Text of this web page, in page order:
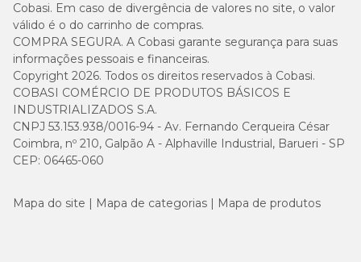
Cobasi. Em caso de divergência de valores no site, o valor
válido é o do carrinho de compras.
COMPRA SEGURA. A Cobasi garante segurança para suas
informações pessoais e financeiras.
Copyright 2026. Todos os direitos reservados à Cobasi.
COBASI COMÉRCIO DE PRODUTOS BÁSICOS E
INDUSTRIALIZADOS S.A.
CNPJ 53.153.938/0016-94 - Av. Fernando Cerqueira César
Coimbra, nº 210, Galpão A - Alphaville Industrial, Barueri - SP
CEP: 06465-060
Mapa do site Mapa de categorias Mapa de produtos